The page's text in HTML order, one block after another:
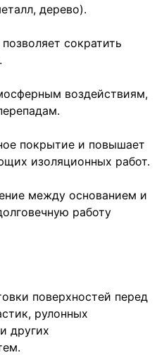
дерево).
сократить
воздействиям,
покрытие и повышает
изоляционных работ.
между основанием и
работу
поверхностей перед
рулонных
других